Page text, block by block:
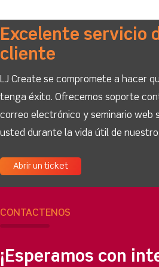
Excelente servicio
cliente
LJ Create se compromete a hacer
tenga éxito. Ofrecemos soporte
correo electrónico y seminario web
usted durante la vida útil de
Abrir un ticket
CONTÁCTENOS
¡Esperamos con